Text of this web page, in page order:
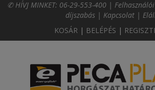
✆ HÍVJ MINKET: 06-29-553-400 |
díjszabás | Kapcsolat |
KOSÁR | BELÉPÉS |